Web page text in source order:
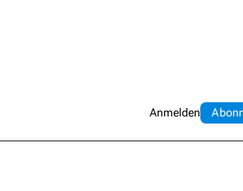
Anmelden Abo